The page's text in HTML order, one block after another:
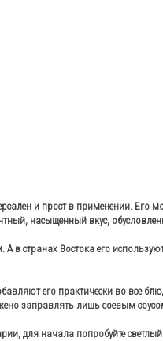
и прост в применении.
насыщенный вкус,
Востока его используют
его практически во все
заправлять лишь соевым
для начала попробуйте